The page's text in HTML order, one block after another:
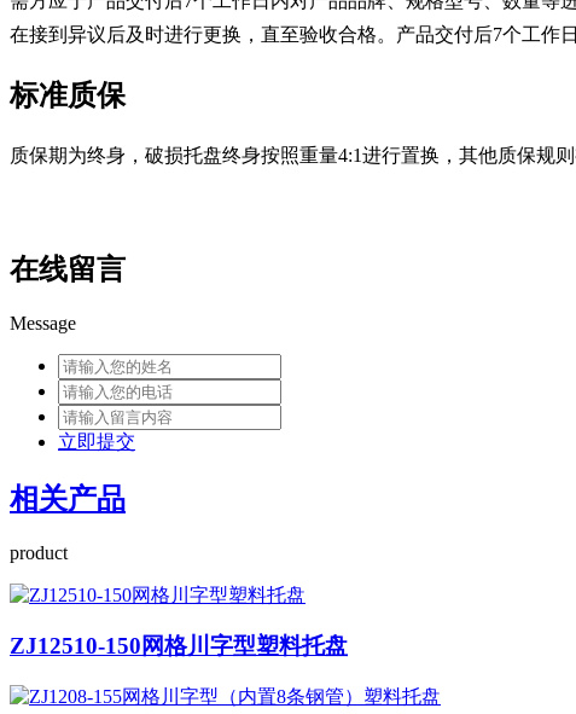
在接到异议后及时进行更换，直至验收合格。产品交付后7个工作
标准质保
质保期为终身，破损托盘终身按照重量4:1进行置换，其他质保规
在线留言
Message
立即提交
相关产品
product
ZJ12510-150网格川字型塑料托盘